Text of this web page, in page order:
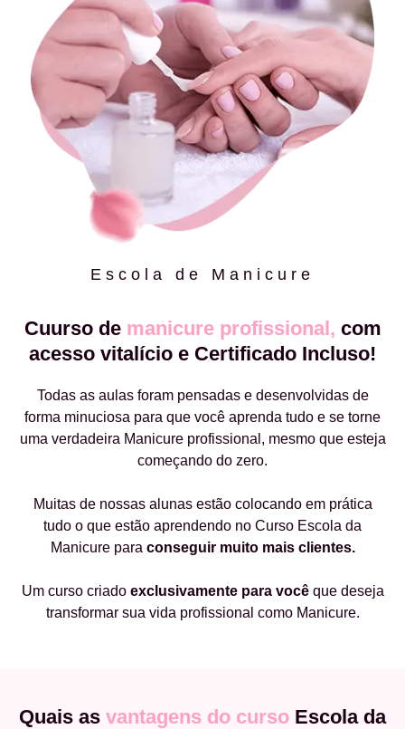
Escola de Manicure
Cuurso de manicure profissional, com
acesso vitalício e Certificado Incluso!
Todas as aulas foram pensadas e desenvolvidas de
forma minuciosa para que você aprenda tudo e se torne
uma verdadeira Manicure profissional, mesmo que esteja
começando do zero.
Muitas de nossas alunas estão colocando em prática
tudo o que estão aprendendo no Curso Escola da
Manicure para conseguir muito mais clientes.
Um curso criado exclusivamente para vocêque deseja
transformar sua vida profissional como Manicure.
Quais as vantagens do curso Escola da